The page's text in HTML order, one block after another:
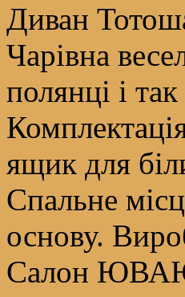
Диван
Чарівна
полянці і
ящик для
Спальне
основу.
Салон